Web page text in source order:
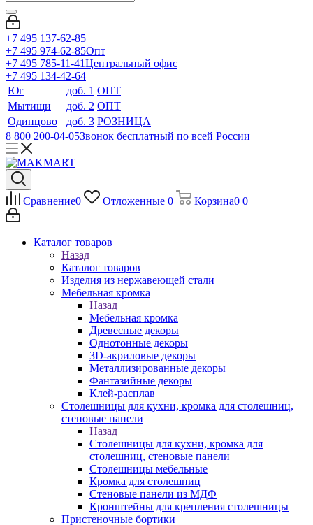
+7 495 137-62-85
+7 495 974-62-85Опт
+7 495 785-11-41Центральный офис
+7 495 134-42-64
Юг
доб. 1 ОПТ
Мытищи
доб. 2 ОПТ
Одинцово
доб. 3 РОЗНИЦА
8 800 200-04-05Звонок бесплатный по всей России
Сравнение0 Отложенные 0 Корзина0 0
Каталог товаров
Назад
Каталог товаров
Изделия из нержавеющей стали
Мебельная кромка
Назад
Мебельная кромка
Древесные декоры
Однотонные декоры
3D-акриловые декоры
Металлизированные декоры
Фантазийные декоры
Клей-расплав
Столешницы для кухни, кромка для столешниц,
стеновые панели
Назад
Столешницы для кухни, кромка для
столешниц, стеновые панели
Столешницы мебельные
Кромка для столешниц
Стеновые панели из МДФ
Кронштейны для крепления столешницы
Пристеночные бортики